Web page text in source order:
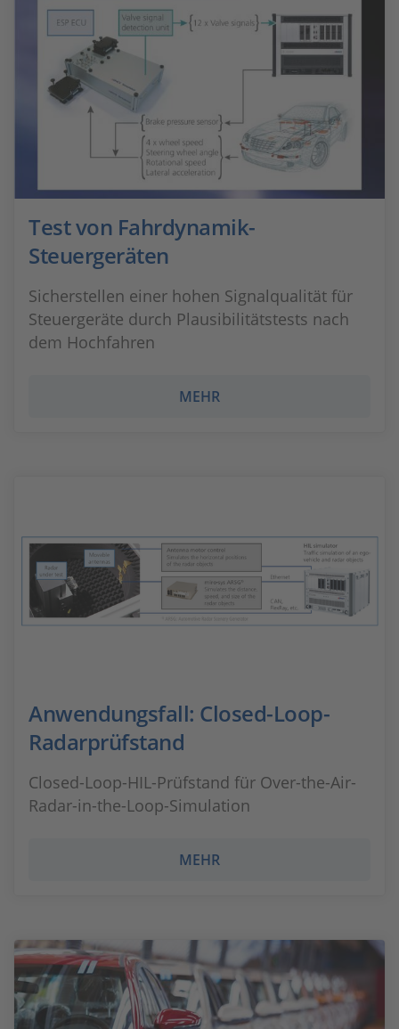
Test von Fahrdynamik-
Steuergeräten
Sicherstellen einer hohen Signalqualität für
Steuergeräte durch Plausibilitätstests nach
dem Hochfahren
MEHR
Anwendungsfall: Closed-Loop-
Radarprüfstand
Closed-Loop-HIL-Prüfstand für Over-the-Air-
Radar-in-the-Loop-Simulation
MEHR